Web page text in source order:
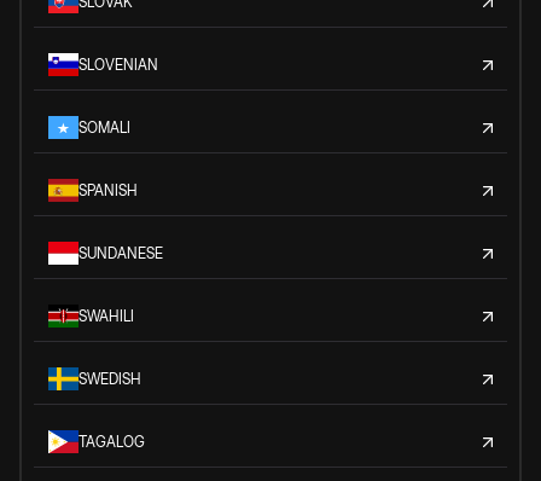
SLOVENIAN
SOMALI
SPANISH
SUNDANESE
SWAHILI
SWEDISH
TAGALOG